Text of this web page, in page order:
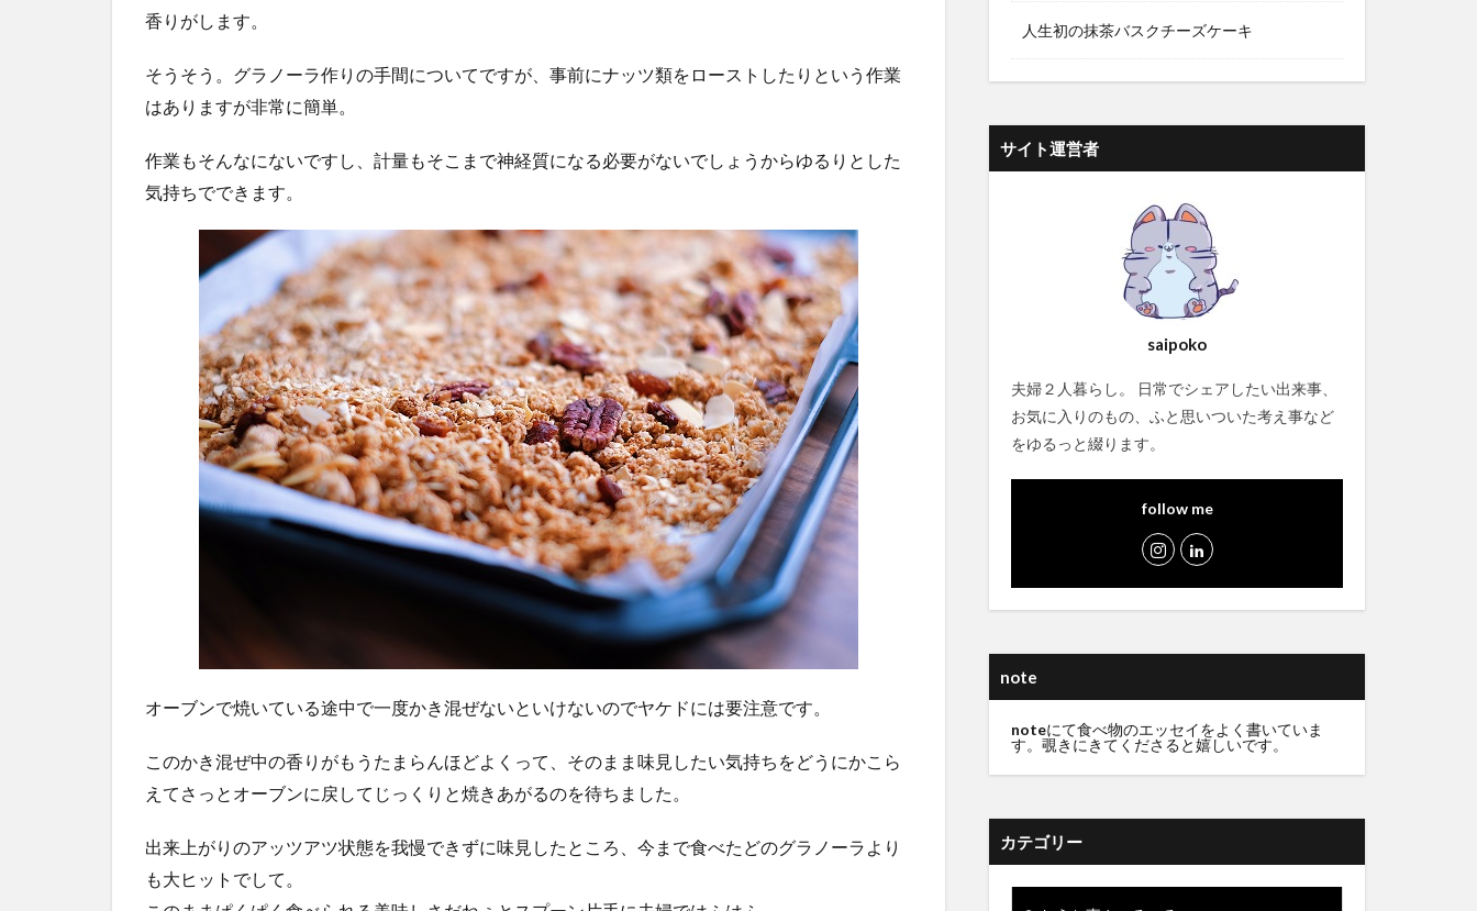
香りがします。
そうそう。グラノーラ作りの手間についてですが、事前にナッツ類をローストしたりという作業
はありますが非常に簡単。
作業もそんなにないですし、計量もそこまで神経質になる必要がないでしょうからゆるりとした
気持ちでできます。
オーブンで焼いている途中で一度かき混ぜないといけないのでヤケドには要注意です。
このかき混ぜ中の香りがもうたまらんほどよくって、そのまま味見したい気持ちをどうにかこら
えてさっとオーブンに戻してじっくりと焼きあがるのを待ちました。
出来上がりのアッツアツ状態を我慢できずに味見したところ、今まで食べたどのグラノーラより
も大ヒットでして。
人生初の抹茶バスクチーズケーキ
サイト運営者
saipoko
夫婦２人暮らし。 日常でシェアしたい出来事、
お気に入りのもの、ふと思いついた考え事など
をゆるっと綴ります。
follow me
note
noteにて食べ物のエッセイをよく書いていま
す。覗きにきてくださると嬉しいです。
カテゴリー